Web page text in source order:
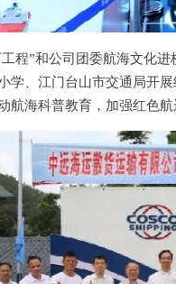
程”和公司团委航海文化
学、江门台山市交通局开
航海科普教育，加强红色